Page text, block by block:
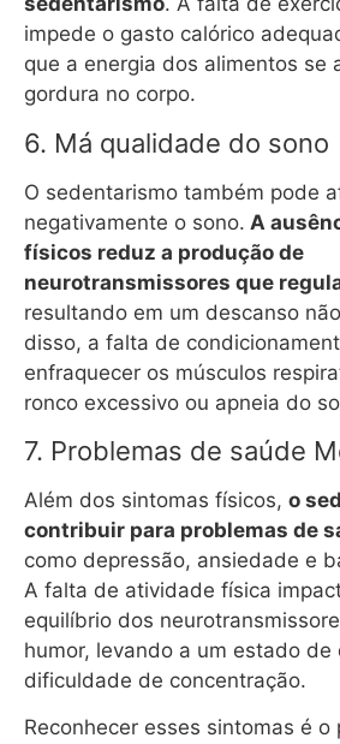
impede o gasto calórico
que a energia dos alimentos se
gordura no corpo.
6. Má qualidade do sono
O sedentarismo também pode
negativamente o sono. A
físicos reduz a produção de
neurotransmissores que
resultando em um descanso
disso, a falta de
enfraquecer os músculos
ronco excessivo ou apneia do
7. Problemas de saúde
Além dos sintomas físicos, o
contribuir para problemas de
como depressão, ansiedade e
A falta de atividade física
equilíbrio dos
humor, levando a um estado de
dificuldade de concentração.
Reconhecer esses sintomas é o